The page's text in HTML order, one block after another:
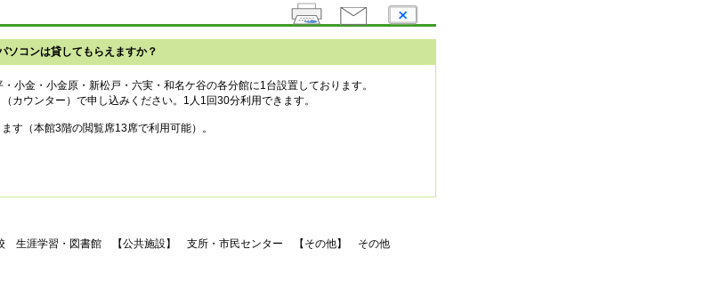
ソコンは貸してもらえますか？
小金・小金原・新松戸・六実・和名ケ谷の各分館に1台設置しております。
カウンター）で申し込みください。1人1回30分利用できます。
す（本館3階の閲覧席13席で利用可能）。
生涯学習・図書館 【公共施設】 支所・市民センター 【その他】 その他